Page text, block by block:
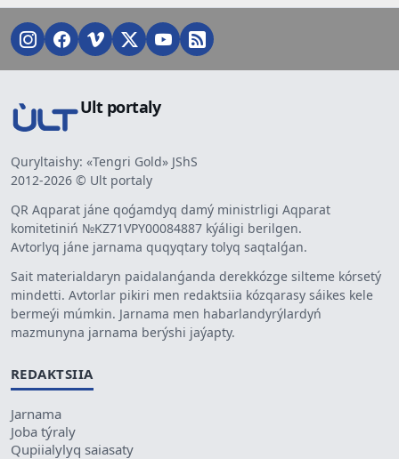
Ult portaly
Quryltaishy: «Tengri Gold» JShS
2012-2026 © Ult portaly
QR Aqparat jáne qoǵamdyq damý ministrligi Aqparat
komitetiniń №KZ71VPY00084887 kýáligi berilgen.
Avtorlyq jáne jarnama quqyqtary tolyq saqtalǵan.
Sait materialdaryn paidalanǵanda derekkózge silteme kórsetý
mindetti. Avtorlar pikiri men redaktsiia kózqarasy sáikes kele
bermeýi múmkin. Jarnama men habarlandyrýlardyń
mazmunyna jarnama berýshi jaýapty.
REDAKTSIIA
Jarnama
Joba týraly
Qupiialylyq saiasaty